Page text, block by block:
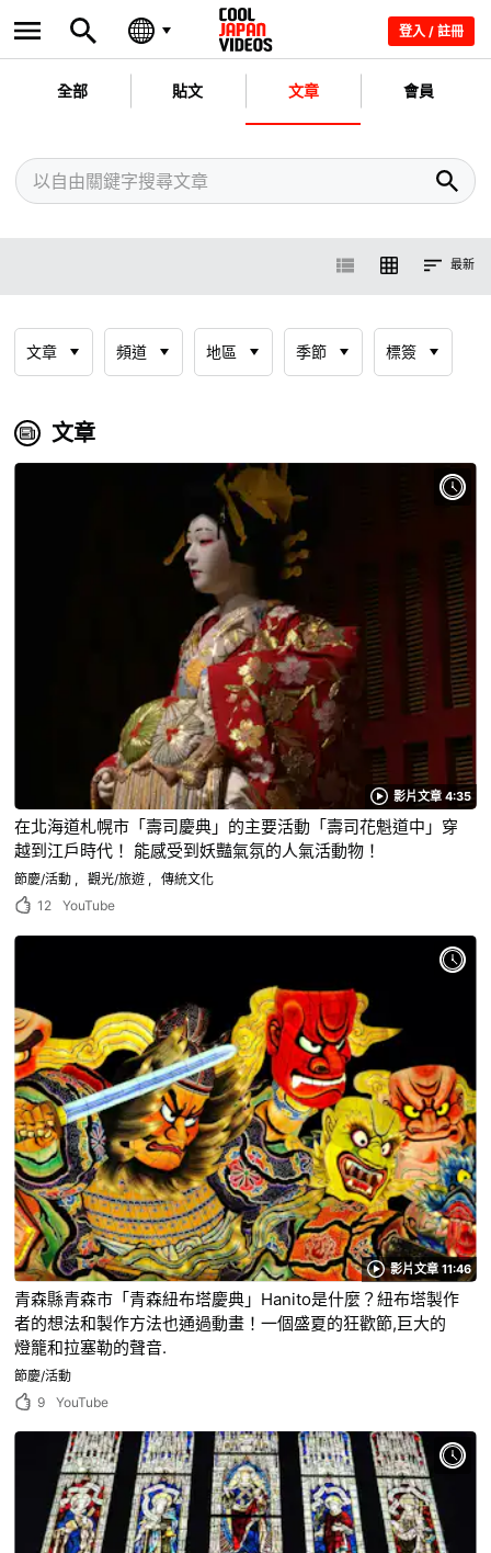
登入 / 註冊
全部 貼文 文章 會員
最新
文章 頻道 地區 季節 標簽
文章
影片文章 4:35
在北海道札幌市「壽司慶典」的主要活動「壽司花魁道中」穿
越到江戶時代！ 能感受到妖豔氣氛的人氣活動物！
節慶/活動 觀光/旅遊
傳統文化
12
YouTube
影片文章 11:46
青森縣青森市「青森紐布塔慶典」Hanito是什麼？紐布塔製作
者的想法和製作方法也通過動畫！一個盛夏的狂歡節,巨大的
燈籠和拉塞勒的聲音.
節慶/活動
9
YouTube